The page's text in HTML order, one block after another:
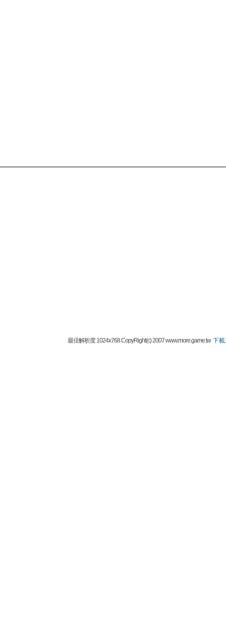
最佳解析度 1024x768 CopyRight(c) 2007 www.more.game.tw 下